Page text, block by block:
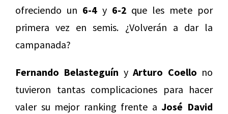
ofreciendo un 6-4y 6-2 que les mete por
primera vez en semis. ¿Volverán a dar la
campanada?
Fernando Belasteguín yArturo Coello no
tuvieron tantas complicaciones para hacer
valer su mejor ranking frente aJosé David